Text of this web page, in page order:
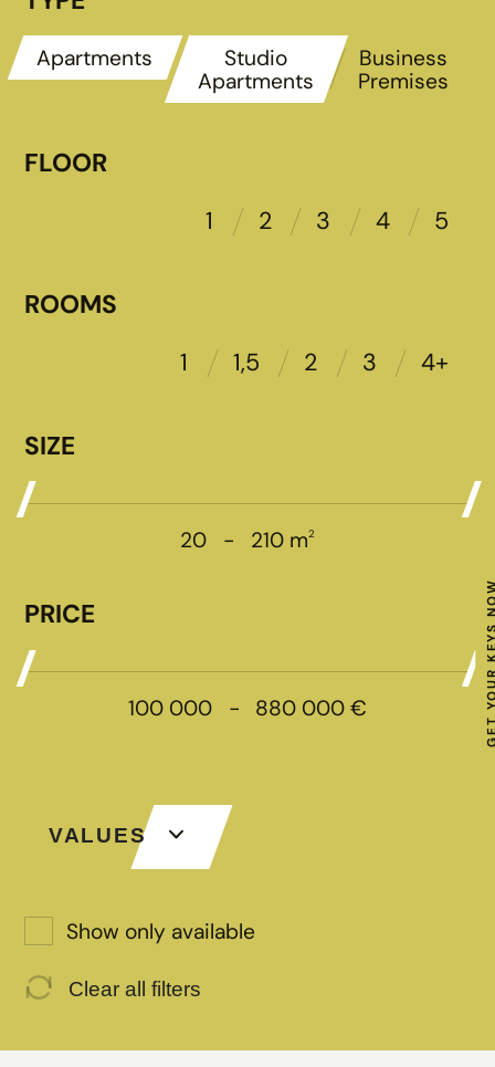
Business
Premises
Studio
Apartments
Apartments
FLOOR
5
4
3
2
1
ROOMS
4+
3
2
1,5
1
SIZE
20 - 210m2
PRICE
100 000 - 880 000 €
VALUES
Show only available
Clear all filters
GET